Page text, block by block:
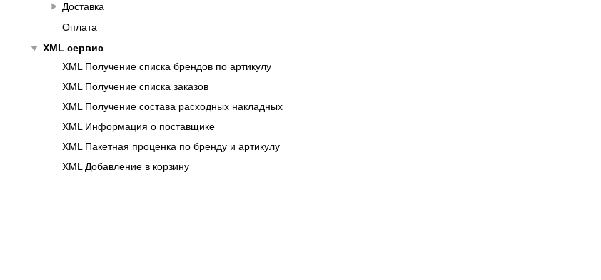
play_arrow Доставка
Оплата
play_arrow XML сервис
XML Получение списка брендов по артикулу
XML Получение списка заказов
XML Получение состава расходных накладных
XML Информация о поставщике
XML Пакетная проценка по бренду и артикулу
XML Добавление в корзину